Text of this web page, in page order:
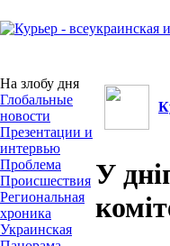
На злобу дня
Глобальные
новости
Презентации и
интервью
Проблема
Происшествия
Региональная
хроника
Украинская
У